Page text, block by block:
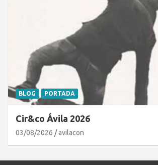
BLOG PORTADA
Cir&co Ávila 2026
03/08/2026 avilacon